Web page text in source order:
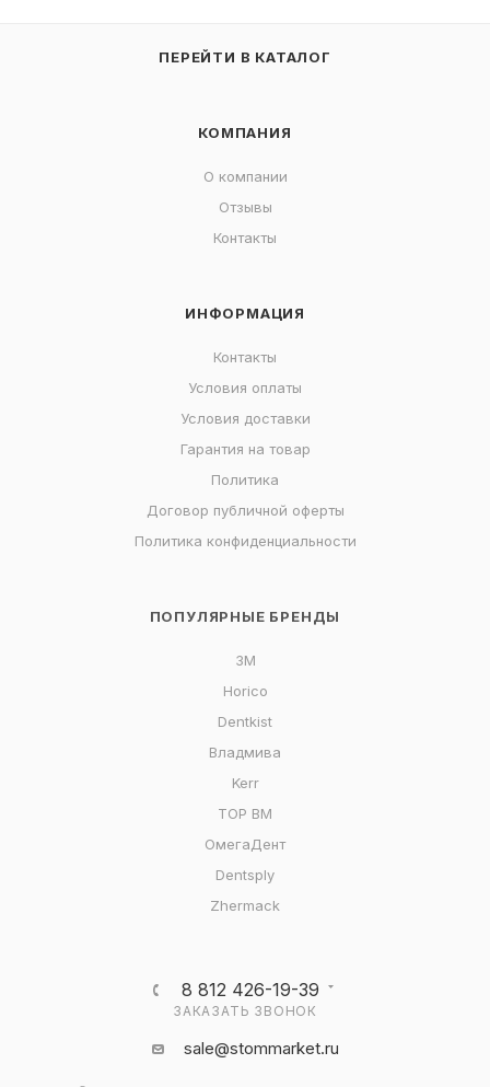
ПЕРЕЙТИ В КАТАЛОГ
КОМПАНИЯ
О компании
Отзывы
Контакты
ИНФОРМАЦИЯ
Контакты
Условия оплаты
Условия доставки
Гарантия на товар
Политика
Договор публичной оферты
Политика конфиденциальности
ПОПУЛЯРНЫЕ БРЕНДЫ
3M
Horico
Dentkist
Владмива
Kerr
ТОР ВМ
ОмегаДент
Dentsply
Zhermack
8 812 426-19-39
ЗАКАЗАТЬ ЗВОНОК
sale@stommarket.ru